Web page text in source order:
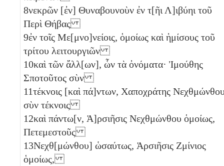
8νεκρῶν [ἐν] Θυναβουνοὺν ἐν τ[ῆι Λ]ιβύηι τοῦ
Περὶ Θήβας
9ἐν τοῖς Με[μνο]νείοις, ὁμοίως καὶ ἡμίσους τοῦ
τρίτου λειτουργιῶν
10καὶ τῶν ἄλλ[ων], ὧν τὰ ὀνόματα· Ἰμούθης
Σποτοῦτος σὺν
11τέκνοις [καὶ πά]ντων, Χαποχράτης
σὺν τέκνοις
12καὶ πάντω[ν, Ἁ]ρσιῆσις Νεχθμώνθου ὁμοίως,
Πετεμεστοῦς
13Νεχθ[μώνθου] ὡσαύτως, Ἁρσιῆσις Ζμίνιος
ὁμοίως,